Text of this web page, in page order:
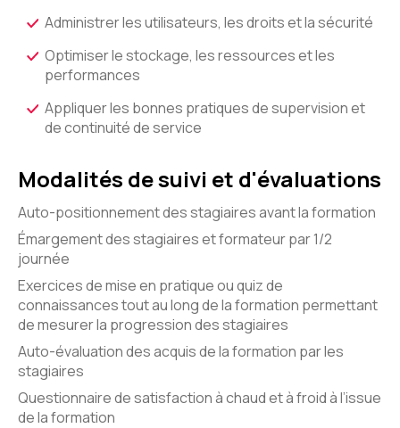
Administrer les utilisateurs, les droits et la sécurité
Optimiser le stockage, les ressources et les
performances
Appliquer les bonnes pratiques de supervision et
de continuité de service
Modalités de suivi et d'évaluations
Auto-positionnement des stagiaires avant la formation
Émargement des stagiaires et formateur par 1/2
journée
Exercices de mise en pratique ou quiz de
connaissances tout au long de la formation permettant
de mesurer la progression des stagiaires
Auto-évaluation des acquis de la formation par les
stagiaires
Questionnaire de satisfaction à chaud et à froid à l’issue
de la formation